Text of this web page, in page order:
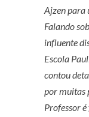
Ajzen para
Falando
influente
Escola
contou
por muitas
Professor